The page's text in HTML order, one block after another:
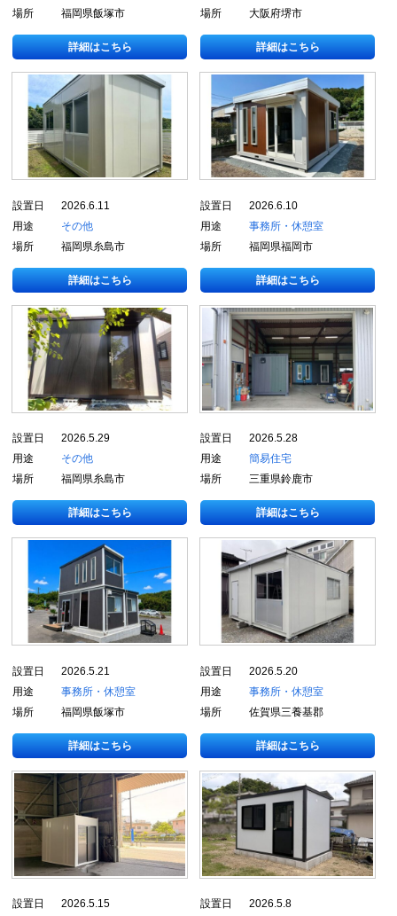
場所
福岡県飯塚市
詳細はこちら
場所
大阪府堺市
詳細はこちら
設置日
2026.6.11
用途
その他
場所
福岡県糸島市
詳細はこちら
設置日
2026.6.10
用途
事務所・休憩室
場所
福岡県福岡市
詳細はこちら
設置日
2026.5.29
用途
その他
場所
福岡県糸島市
詳細はこちら
設置日
2026.5.28
用途
簡易住宅
場所
三重県鈴鹿市
詳細はこちら
設置日
2026.5.21
用途
事務所・休憩室
場所
福岡県飯塚市
詳細はこちら
設置日
2026.5.20
用途
事務所・休憩室
場所
佐賀県三養基郡
詳細はこちら
設置日
2026.5.15
設置日
2026.5.8